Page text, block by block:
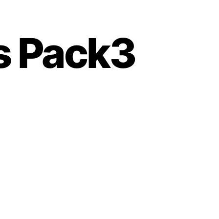
Pack3